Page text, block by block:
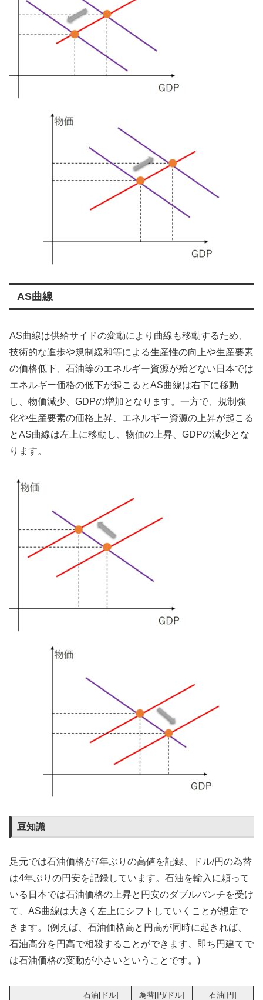
AS曲線
AS曲線は供給サイドの変動により曲線も移動するため、
技術的な進歩や規制緩和等による生産性の向上や生産要素
の価格低下、石油等のエネルギー資源が殆どない日本では
エネルギー価格の低下が起こるとAS曲線は右下に移動
し、物価減少、GDPの増加となります。一方で、規制強
化や生産要素の価格上昇、エネルギー資源の上昇が起こる
とAS曲線は左上に移動し、物価の上昇、GDPの減少とな
ります。
豆知識
足元では石油価格が7年ぶりの高値を記録、ドル/円の為替
は4年ぶりの円安を記録しています。石油を輸入に頼って
いる日本では石油価格の上昇と円安のダブルパンチを受け
て、AS曲線は大きく左上にシフトしていくことが想定で
きます。(例えば、石油価格高と円高が同時に起きれば、
石油高分を円高で相殺することができます、即ち円建てで
は石油価格の変動が小さいということです。)
石油[ドル] 為替[円/ドル]
石油[円]